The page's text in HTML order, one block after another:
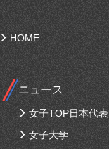
HOME
ニュース
女子TOP日本代表
女子大学